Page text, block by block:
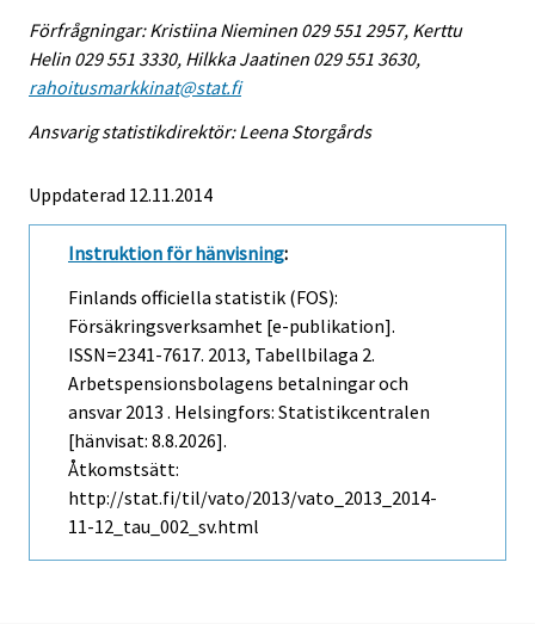
Förfrågningar: Kristiina Nieminen 029 551 2957, Kerttu
Helin 029 551 3330, Hilkka Jaatinen 029 551 3630,
rahoitusmarkkinat@stat.fi
Ansvarig statistikdirektör: Leena Storgårds
Uppdaterad 12.11.2014
Instruktion för hänvisning:
Finlands officiella statistik (FOS):
Försäkringsverksamhet [e-publikation].
ISSN=2341-7617. 2013, Tabellbilaga 2.
Arbetspensionsbolagens betalningar och
ansvar 2013 . Helsingfors: Statistikcentralen
[hänvisat: 8.8.2026].
Åtkomstsätt:
http://stat.fi/til/vato/2013/vato_2013_2014-
11-12_tau_002_sv.html